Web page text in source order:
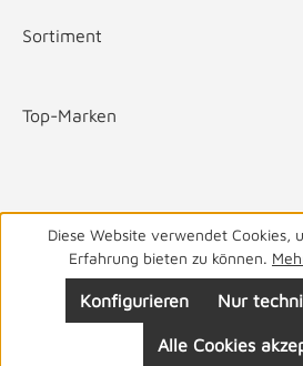
Sortiment
Top-Marken
Haben Sie Fragen? Wir helfen Ihnen
von 8-19 Uhr
Diese Website verwendet Cookies,
Erfahrung bieten zu können.
Nur
Konfigurieren
Alle Cookies